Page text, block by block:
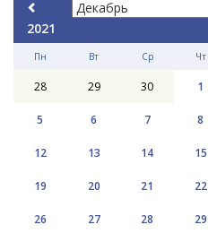
2021
Пн Вт Ср Чт
28 29 30 1
5 6 7 8
12 13 14 15
19 20 21 22
26 27 28 29